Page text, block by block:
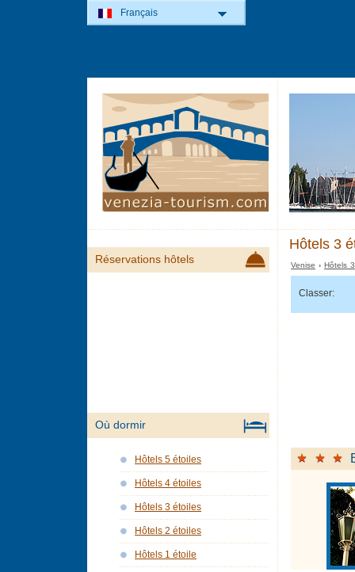
Hôtels 3
Venise ›Hôtels
Classer:
Réservations hôtels
Où dormir
Hôtels 5 étoiles
Hôtels 4 étoiles
Hôtels 3 étoiles
Hôtels 2 étoiles
Hôtels 1 étoile
Français